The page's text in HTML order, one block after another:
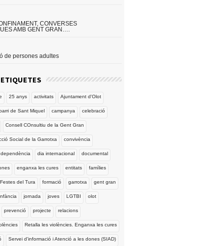
CONVERSES
AMB GENT GRAN….
de persones adultes
25 anys activitats Ajuntament d'Olot
de Sant Miquel campanya celebració
Consell COnsultiu de la Gent Gran
Social de la Garrotxa convivència
dependència dia internacional documental
enganxa les cures entitats famílies
Festes del Tura formació garrotxa gent gran
jornada joves LGTBI olot
prevenció projecte relacions
Retalla les violències. Enganxa les cures
Servei d'informació i Atenció a les dones (SIAD)